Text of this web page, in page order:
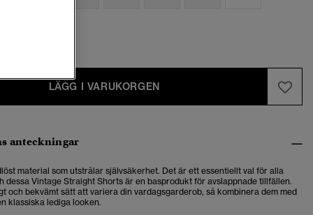
LÄGG I VARUKORGEN
anteckningar
material som utstrålar självsäkerhet. Det är ett essentiellt val för alla
dessa Vintage Straight Shorts är en basprodukt för avslappnade tillfällen.
och bekvämt sätt att variera din vardagsgarderob, så kombinera dem med
klassiska lediga looken.